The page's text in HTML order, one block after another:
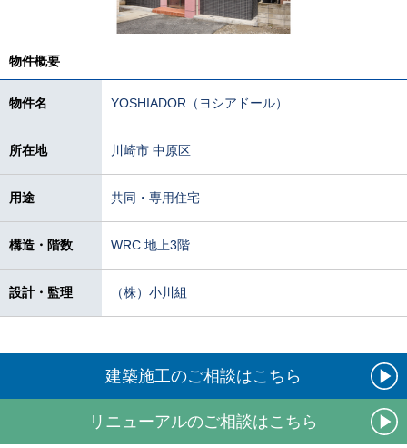
物件概要
物件名 YOSHIADOR（ヨシアドール）
所在地 川崎市 中原区
用途 共同・専用住宅
構造・階数 WRC 地上3階
設計・監理 （株）小川組
建築施工のご相談はこちら
リニューアルのご相談はこちら